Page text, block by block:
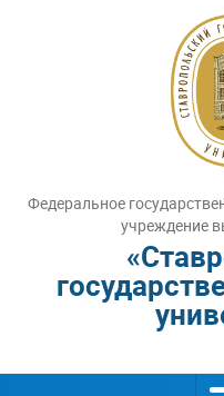
Федеральное
учреждение